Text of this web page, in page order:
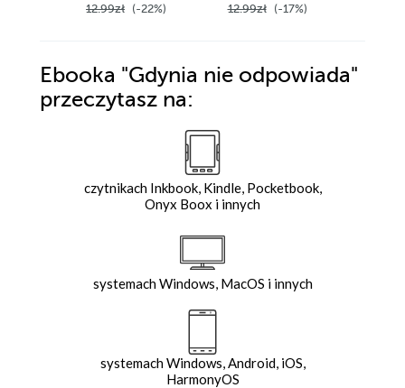
12.99zł (-22%) 12.99zł (-17%)
Ebooka "Gdynia nie odpowiada"
przeczytasz na:
czytnikach Inkbook, Kindle, Pocketbook,
Onyx Boox i innych
systemach Windows, MacOS i innych
systemach Windows, Android, iOS,
HarmonyOS